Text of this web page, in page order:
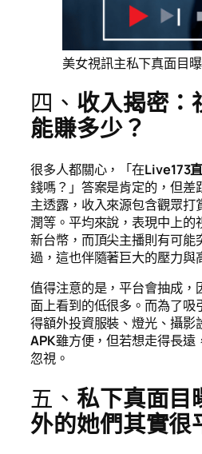
美女視訊主私下真面目
四、 收入揭密：
能賺多少？
很多人都關心，「在Live173
錢嗎？」答案是肯定的，但差
主透露，收入來源包含觀眾打
潤等。平均來說，表現中上的
新台幣，而頂尖主播則有可能
過，這也伴隨著巨大的壓力與
值得注意的是，平台會抽成，
面上看到的低很多。而為了吸
得額外投資服裝、燈光、攝影
APK雖方便，但若想走得長遠
忽視。
五、 私下真面目
外的她們其實很